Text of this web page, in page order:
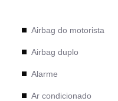
Airbag do motorista
Airbag duplo
Alarme
Ar condicionado